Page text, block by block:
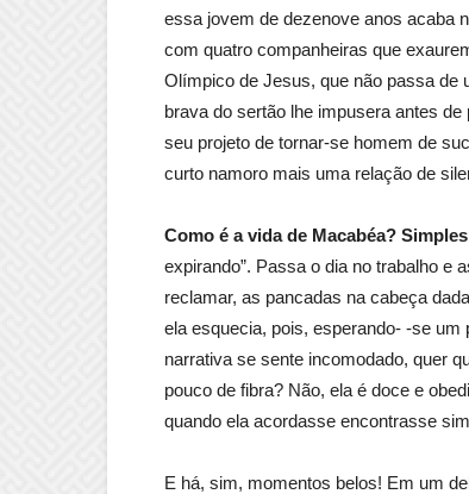
essa jovem de dezenove anos acaba
com quatro companheiras que
Olímpico de Jesus, que não passa de
brava do sertão lhe impusera antes
seu projeto de tornar-se homem de
curto namoro mais uma relação de
Como é a vida de Macabéa?
expirando”. Passa o dia no trabalho e
reclamar, as pancadas na cabeça
ela esquecia, pois, esperando- -se um
narrativa se sente incomodado, quer
pouco de fibra? Não, ela é doce e
quando ela acordasse encontrasse
E há, sim, momentos belos! Em um